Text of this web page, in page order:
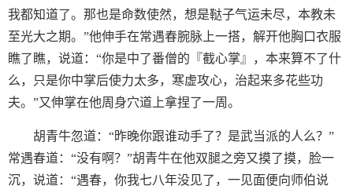
我都知道了。那也是命数使然，想是鞑子气运未尽，本教未
至光大之期。”他伸手在常遇春腕脉上一搭，解开他胸口衣服
瞧了瞧，说道：“你是中了番僧的『截心掌』，本来算不了什
么，只是你中掌后使力太多，寒虚攻心，治起来多花些功
夫。”又伸掌在他周身穴道上拿捏了一周。
胡青牛忽道：“昨晚你跟谁动手了？是武当派的人么？”
常遇春道：“没有啊？”胡青牛在他双腿之旁又摸了摸，脸一
沉，说道：“遇春，你我七八年没见了，一见面便向师伯说